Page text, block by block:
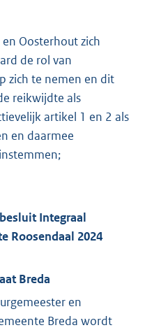
Oosterhout zich
de rol van
zich te nemen en dit
reikwijdte als
artikel 1 en 2 als
en daarmee
Integraal
Roosendaal 2024
Breda
en
Breda wordt